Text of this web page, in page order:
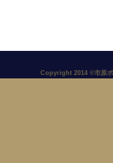
Copyright 2014 ©市原